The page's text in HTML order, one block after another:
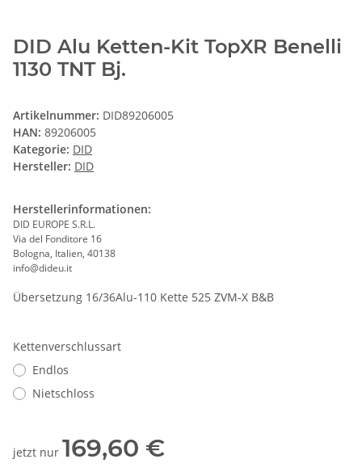
DID Alu Ketten-Kit TopXR Benelli
1130 TNT Bj.
Artikelnummer: DID89206005
HAN: 89206005
Kategorie: DID
Hersteller: DID
Herstellerinformationen:
DID EUROPE S.R.L.
Via del Fonditore 16
Bologna, Italien, 40138
info@dideu.it
Übersetzung 16/36Alu-110 Kette 525 ZVM-X B&B
Kettenverschlussart
Endlos
Nietschloss
jetzt nur 169,60 €